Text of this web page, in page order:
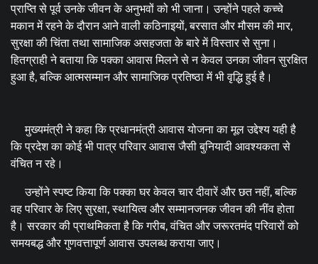
प्राप्ति से पूर्व उनके जीवन के अनुभवों को भी जाना। उन्होंने पहले कच्चे
मकान में रहने के दौरान आने वाली कठिनाइयों, बरसात और मौसम की मार,
सुरक्षा की चिंता तथा सामाजिक असहजता के बारे में विस्तार से सुना।
हितग्राही ने बताया कि पक्का आवास मिलने से न केवल उनका जीवन सुरक्षित
हुआ है, बल्कि आत्मसम्मान और सामाजिक प्रतिष्ठा में भी वृद्धि हुई है।
मुख्यमंत्री ने कहा कि प्रधानमंत्री आवास योजना का मूल उद्देश्य यही है
कि प्रदेश का कोई भी पात्र परिवार आवास जैसी बुनियादी आवश्यकता से
वंचित न रहे।
उन्होंने स्पष्ट किया कि पक्का घर केवल चार दीवारें और छत नहीं, बल्कि
वह परिवार के लिए सुरक्षा, स्थायित्व और सम्मानजनक जीवन की नींव होता
है। सरकार की प्राथमिकता है कि गरीब, वंचित और जरूरतमंद परिवारों को
समयबद्ध और गुणवत्तापूर्ण आवास उपलब्ध कराया जाए।